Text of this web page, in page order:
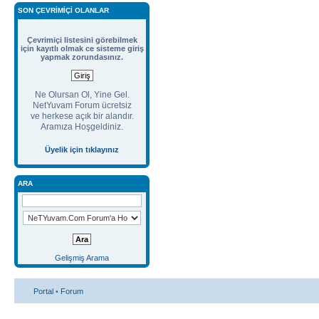
SON ÇEVRIMIÇI OLANLAR
Çevrimiçi listesini görebilmek
için kayıtlı olmak ce sisteme giriş
yapmak zorundasınız.
Ne Olursan Ol, Yine Gel.
NetYuvam Forum ücretsiz
ve herkese açık bir alandır.
Aramıza Hoşgeldiniz.
Üyelik için tıklayınız
ARA
Gelişmiş Arama
Portal • Forum